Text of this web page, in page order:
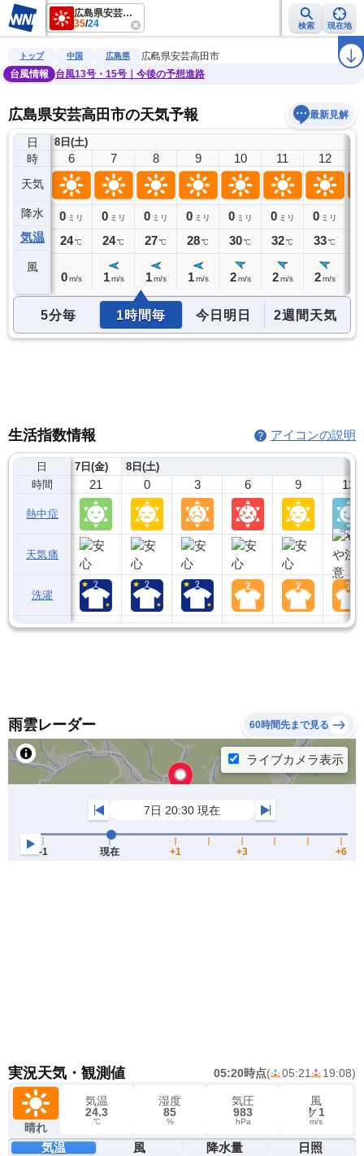
広島県安芸高田市
35/24 検索 現在地
雨雲レーダー 台風情報 地震情報 警報・注意報 ラ
トップ 中国 広島県
広島県安芸高田市
台風情報
台風13号・15号｜今後の予想進路
広島県安芸高田市の天気予報 最新見解
日
時
天気
降水
気温
風
8日(土)
5
0ミリ
25℃
6
0 ミリ
24℃
0 m/s
7
0 ミリ
24℃
1 m/s
8
0 ミリ
27℃
1 m/s
9
0 ミリ
28℃
1 m/s
10
0 ミリ
30℃
2 m/s
11
0 ミリ
32℃
2 m/s
12
0 ミリ
33℃
2 m/s
5分毎 1時間毎 今日明日 2週間天気
生活指数情報 アイコンの説明
日
時間
熱中症
天気痛
洗濯
7日(金)
21
8日(土)
0 3 6 9 12
雨雲レーダー 60時間先まで見る
実況天気・観測値 05:20時点( 05:21 19:08)
晴れ
気温
24.3
℃
湿度
85
%
気圧
983
hPa
風
1
m/s
気温 風 降水量 日照